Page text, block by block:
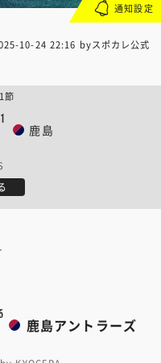
10-24 22:16 byスポカレ公式
鹿島
鹿島アントラーズ
通知設定